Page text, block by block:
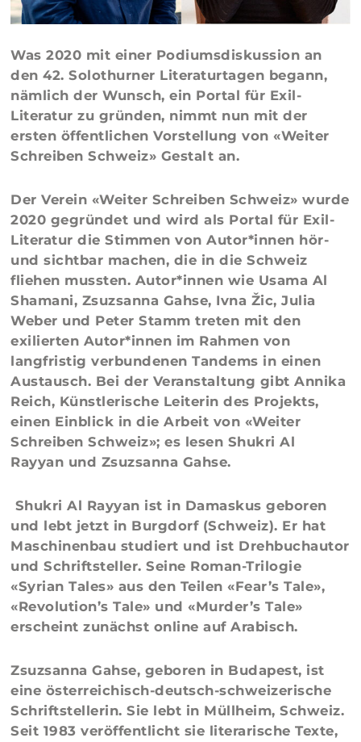
Was 2020 mit einer Podiumsdiskussion an
den 42. Solothurner Literaturtagen begann,
nämlich der Wunsch, ein Portal für Exil-
Literatur zu gründen, nimmt nun mit der
ersten öffentlichen Vorstellung von «Weiter
Schreiben Schweiz» Gestalt an.
Der Verein «Weiter Schreiben Schweiz» wurde
2020 gegründet und wird als Portal für Exil-
Literatur die Stimmen von Autor*innen hör-
und sichtbar machen, die in die Schweiz
fliehen mussten. Autor*innen wie Usama Al
Shamani, Zsuzsanna Gahse, Ivna Žic, Julia
Weber und Peter Stammtreten mit den
exilierten Autor*innen im Rahmen von
langfristig verbundenen Tandems in einen
Austausch. Bei der Veranstaltung gibtAnnika
Reich, Künstlerische Leiterin des Projekts,
einen Einblick in die Arbeit von «Weiter
Schreiben Schweiz»; es lesen Shukri Al
Rayyan und Zsuzsanna Gahse.
Shukri Al Rayyan ist in Damaskus geboren
und lebt jetzt in Burgdorf (Schweiz). Er hat
Maschinenbau studiert und ist Drehbuchautor
und Schriftsteller. Seine Roman-Trilogie
«Syrian Tales» aus den Teilen «Fear’s Tale»,
«Revolution’s Tale» und «Murder’s Tale»
erscheint zunächst online auf Arabisch.
Zsuzsanna Gahse, geboren in Budapest, ist
eine österreichisch-deutsch-schweizerische
Schriftstellerin. Sie lebt in Müllheim, Schweiz.
Seit 1983 veröffentlicht sie literarische Texte,